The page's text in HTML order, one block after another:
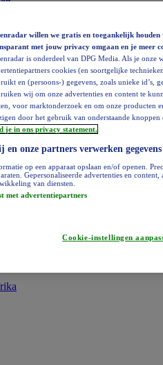
willen we gratis en toegankelijk
met jouw privacy omgaan en je meer
is onderdeel van DPG Media. Als je
cookies (en soortgelijke
en (persoons-) gegevens, zoals unieke id’s,
wij om onze advertenties en content te
voor marktonderzoek en om onze producten
door het gebruik van onderstaande
je in ons privacy statement.
en onze partners verwerken
op een apparaat opslaan en/of openen.
Gepersonaliseerde advertenties en
van diensten.
met advertentiepartners
Cookie-instellingen